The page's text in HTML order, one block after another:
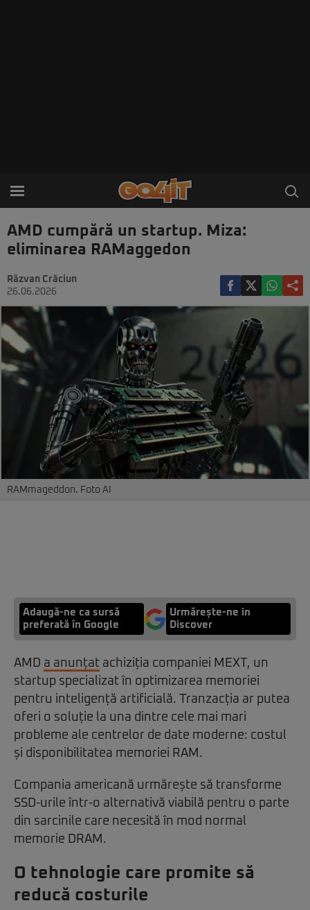
AMD cumpără un startup. Miza:
eliminarea RAMaggedon
Răzvan Crăciun
26.06.2026
RAMmageddon. Foto AI
Adaugă-ne ca sursă
preferată în Google
Urmărește-ne in
Discover
AMD a anunțat achiziția companiei MEXT, un
startup specializat în optimizarea memoriei
pentru inteligență artificială. Tranzacția ar putea
oferi o soluție la una dintre cele mai mari
probleme ale centrelor de date moderne: costul
și disponibilitatea memoriei RAM.
Compania americană urmărește să transforme
SSD-urile într-o alternativă viabilă pentru o parte
din sarcinile care necesită în mod normal
memorie DRAM.
O tehnologie care promite să
reducă costurile